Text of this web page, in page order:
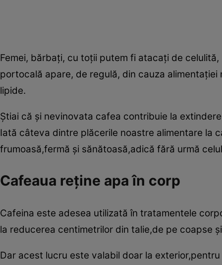
Femei, bărbaţi, cu toţii putem fi atacaţi de
portocală apare, de regulă, din cauza
lipide.
Ştiai că şi nevinovata cafea contribuie la
Iată câteva dintre plăcerile noastre alimentare la
frumoasă,fermă şi sănătoasă,adică fără urmă
Cafeaua reţine apa în corp
Cafeina este adesea utilizată în tratamentele
la reducerea centimetrilor din talie,de pe coapse
Dar acest lucru este valabil doar la